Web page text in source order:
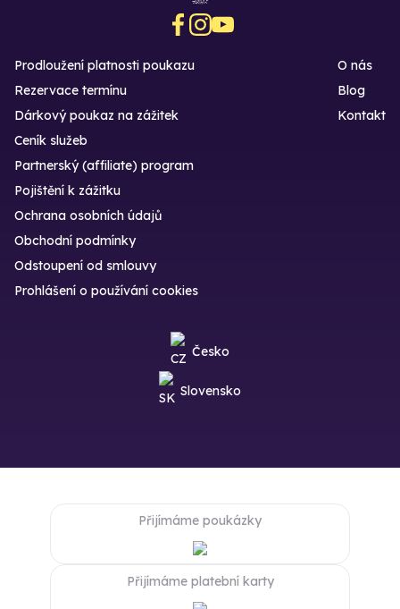
Prodloužení platnosti poukazu
Rezervace termínu
Dárkový poukaz na zážitek
O nás
Blog
Kontakt
Ceník služeb
Partnerský (affiliate) program
Pojištění k zážitku
Ochrana osobních údajů
Obchodní podmínky
Odstoupení od smlouvy
Prohlášení o používání cookies
Česko
Slovensko
Přijímáme poukázky
Přijímáme platební karty